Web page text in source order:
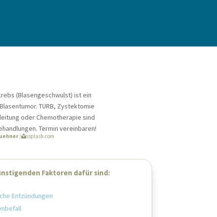
*
/ unsplash.com
Faktoren dafür sind:
Entzündungen